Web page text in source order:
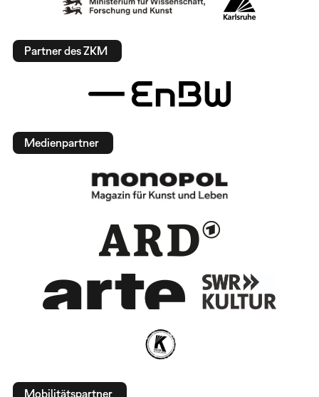
Partner des ZKM
Medienpartner
Mobilitätspartner